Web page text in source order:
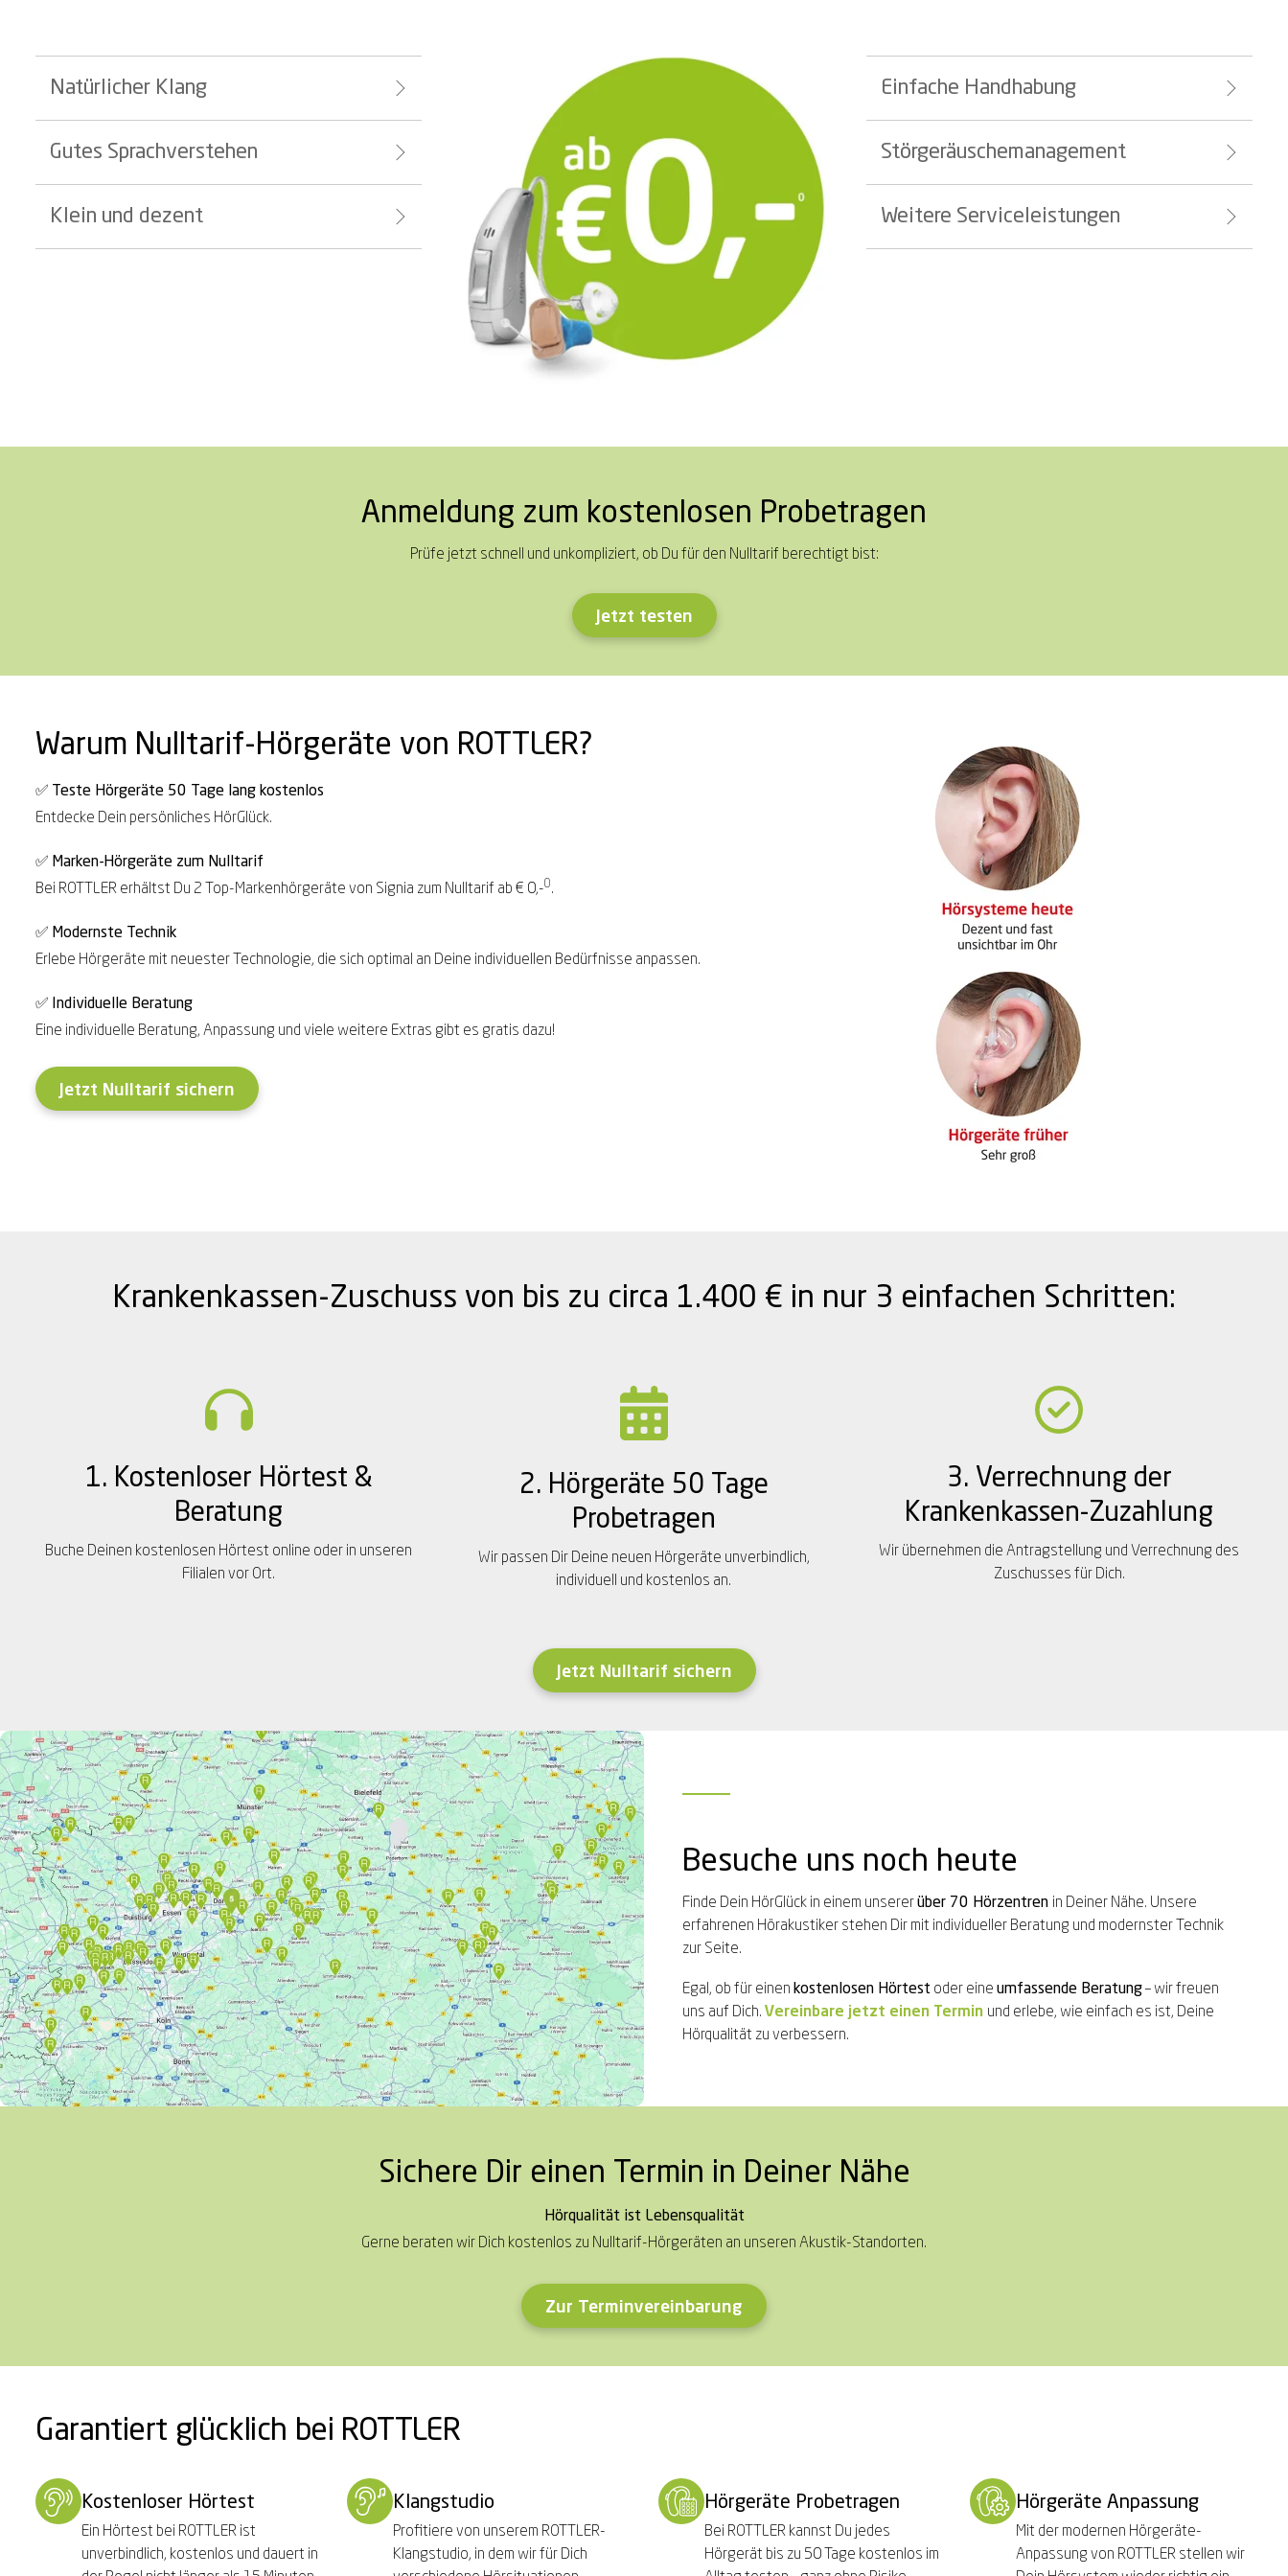
Natürlicher Klang
Gutes Sprachverstehen
Klein und dezent
Einfache Handhabung
Störgeräuschemanagement
Weitere Serviceleistungen
Anmeldung zum kostenlosen Probetragen
Prüfe jetzt schnell und unkompliziert, ob Du für den Nulltarif berechtigt bist:
Jetzt testen
Warum Nulltarif-Hörgeräte von ROTTLER?
✅ Teste Hörgeräte 50 Tage lang kostenlos
Entdecke Dein persönliches HörGlück.
✅ Marken-Hörgeräte zum Nulltarif
Bei ROTTLER erhältst Du 2 Top-Markenhörgeräte von Signia zum Nulltarif ab € 0,-0.
✅ Modernste Technik
Erlebe Hörgeräte mit neuester Technologie, die sich optimal an Deine individuellen Bedürfnisse anpassen.
✅ Individuelle Beratung
Eine individuelle Beratung, Anpassung und viele weitere Extras gibt es gratis dazu!
Jetzt Nulltarif sichern
Krankenkassen-Zuschuss von bis zu circa 1.400 € in nur 3 einfachen Schritten:
1. Kostenloser Hörtest &
Beratung
Buche Deinen kostenlosen Hörtest online oder in unseren
Filialen vor Ort.
2. Hörgeräte 50 Tage
Probetragen
Wir passen Dir Deine neuen Hörgeräte unverbindlich,
individuell und kostenlos an.
3. Verrechnung der
Krankenkassen-Zuzahlung
Wir übernehmen die Antragstellung und Verrechnung des
Zuschusses für Dich.
Jetzt Nulltarif sichern
Besuche uns noch heute
Finde Dein HörGlück in einem unsererüber 70 Hörzentren in Deiner Nähe. Unsere
erfahrenen Hörakustiker stehen Dir mit individueller Beratung und modernster Technik
zur Seite.
Egal, ob für einen kostenlosen Hörtest oder eine umfassende Beratung– wir freuen
uns auf Dich. Vereinbare jetzt einen Termin und erlebe, wie einfach es ist, Deine
Hörqualität zu verbessern.
Sichere Dir einen Termin in Deiner Nähe
Hörqualität ist Lebensqualität
Gerne beraten wir Dich kostenlos zu Nulltarif-Hörgeräten an unseren Akustik-Standorten.
Zur Terminvereinbarung
Garantiert glücklich bei ROTTLER
Kostenloser Hörtest
Ein Hörtest bei ROTTLER ist
unverbindlich, kostenlos und dauert in
Klangstudio
Profitiere von unserem ROTTLER-
Klangstudio, in dem wir für Dich
Hörgeräte Probetragen
Bei ROTTLER kannst Du jedes
Hörgerät bis zu 50 Tage kostenlos im
Hörgeräte Anpassung
Mit der modernen Hörgeräte-
Anpassung von ROTTLER stellen wir